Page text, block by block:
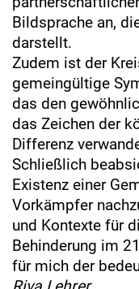
Bildsprache an,
darstellt.
Zudem ist der
gemeingültige
das den
das Zeichen der
Differenz
Schließlich
Existenz einer
Vorkämpfer
und Kontexte für
Behinderung im
für mich der